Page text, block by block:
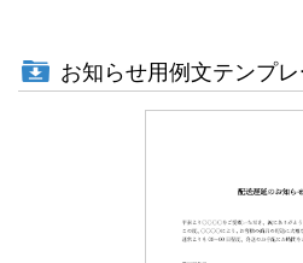
お知らせ用例文テンプ